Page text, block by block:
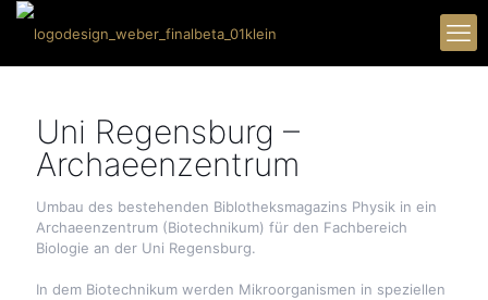
Uni Regensburg –
Archaeenzentrum
Umbau des bestehenden Biblotheksmagazins Physik in ein
Archaeenzentrum (Biotechnikum) für den Fachbereich
Biologie an der Uni Regensburg.
In dem Biotechnikum werden Mikroorganismen in speziellen